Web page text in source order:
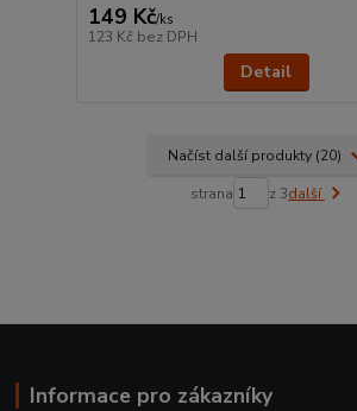
149 Kč/ks
123 Kč bez DPH
Detail
Načíst další produkty (20)
strana z 3další
Informace pro zákazníky